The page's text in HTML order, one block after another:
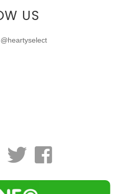
US